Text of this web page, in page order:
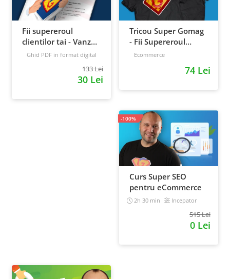
Fii supereroul
clientilor tai - Vanzari
pe pilot automat
Ghid PDF in format digital
133 Lei
30 Lei
Tricou Super Gomag
- Fii Supereroul
Clientilor Tai
Ecommerce
74 Lei
Curs Super SEO
pentru eCommerce
2h 30 min Incepator
515 Lei
0 Lei
-100%